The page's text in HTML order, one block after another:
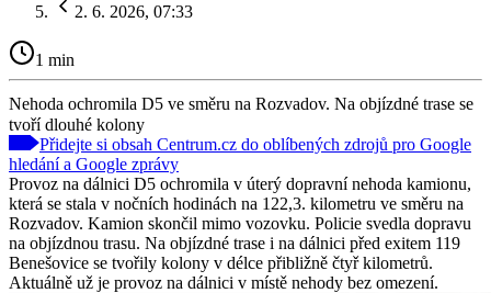
2. 6. 2026, 07:33
1 min
Nehoda ochromila D5 ve směru na Rozvadov. Na objízdné trase se
tvoří dlouhé kolony
Přidejte si obsah Centrum.cz do oblíbených zdrojů pro Google
hledání a Google zprávy
Provoz na dálnici D5 ochromila v úterý dopravní nehoda kamionu,
která se stala v nočních hodinách na 122,3. kilometru ve směru na
Rozvadov. Kamion skončil mimo vozovku. Policie svedla dopravu
na objízdnou trasu. Na objízdné trase i na dálnici před exitem 119
Benešovice se tvořily kolony v délce přibližně čtyř kilometrů.
Aktuálně už je provoz na dálnici v místě nehody bez omezení.